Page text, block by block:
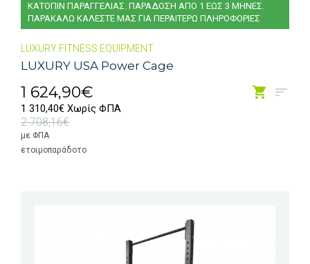
ΚΑΤΟΠΙΝ ΠΑΡΑΓΓΕΛΙΑΣ. ΠΑΡΑΔΟΣΗ ΑΠΟ 1 ΕΩΣ 3 ΜΗΝΕΣ.
ΠΑΡΑΚΑΛΩ ΚΑΛΕΣΤΕ ΜΑΣ ΓΙΑ ΠΕΡΑΙΤΕΡΩ ΠΛΗΡΟΦΟΡΙΕΣ
LUXURY FITNESS EQUIPMENT
LUXURY USA Power Cage
1 624,90€
1 310,40€ Χωρίς ΦΠΑ
2 708,16€
με ΦΠΑ
ετοιμοπαράδοτο